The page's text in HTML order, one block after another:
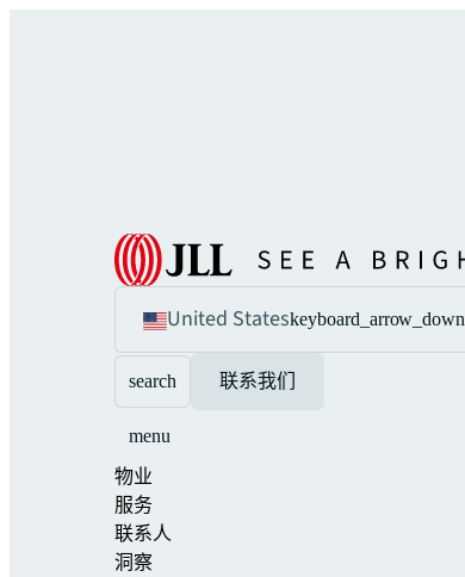
United Stateskeyboard_arrow_down
search 联系我们
menu
物业
服务
联系人
洞察